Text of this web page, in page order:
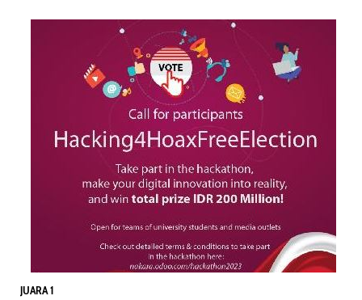
JUARA 1